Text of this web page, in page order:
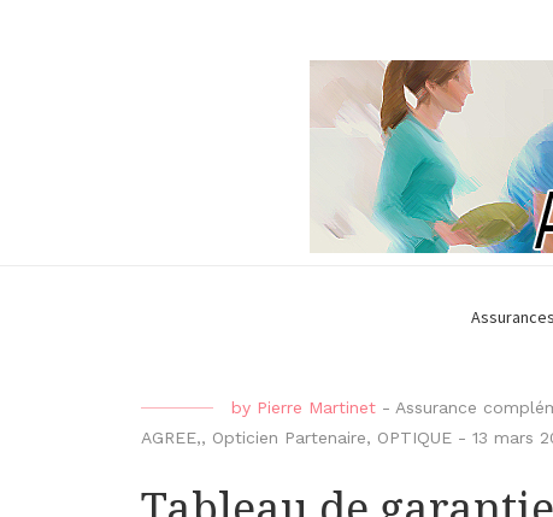
Assurances
by Pierre Martinet - Assurance
AGREE,, Opticien Partenaire, OPTIQUE - 13 mars